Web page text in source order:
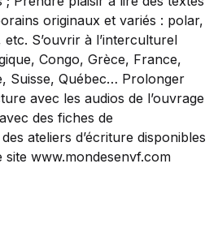
originaux et variés : polar,
S’ouvrir à l’interculturel
Congo, Grèce, France,
Suisse, Québec… Prolonger
avec les audios de l’ouvrage
des fiches de
ateliers d’écriture disponibles
www.mondesenvf.com